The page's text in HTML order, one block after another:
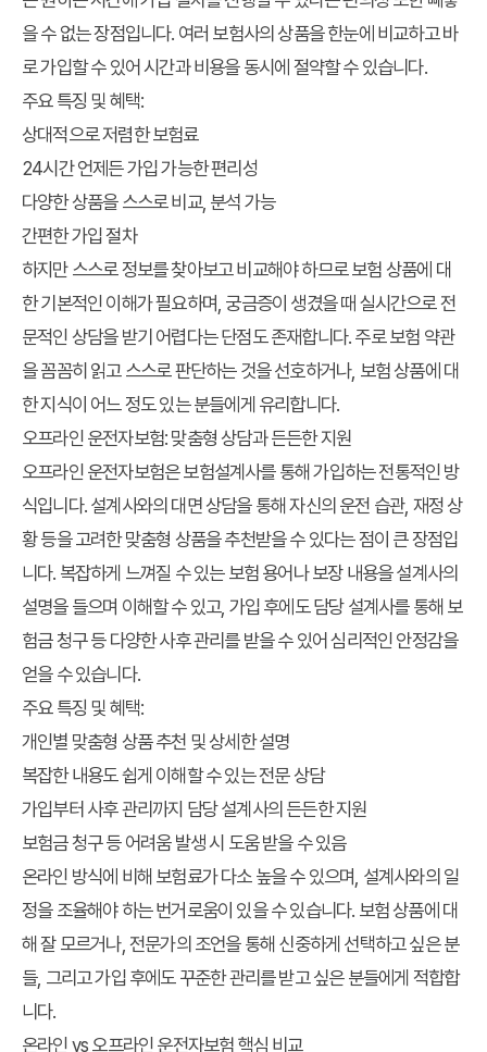
을 수 없는 장점입니다. 여러 보험사의 상품을 한눈에 비교하고 바
로 가입할 수 있어 시간과 비용을 동시에 절약할 수 있습니다.
주요 특징 및 혜택:
상대적으로 저렴한 보험료
24시간 언제든 가입 가능한 편리성
다양한 상품을 스스로 비교, 분석 가능
간편한 가입 절차
하지만 스스로 정보를 찾아보고 비교해야 하므로 보험 상품에 대
한 기본적인 이해가 필요하며, 궁금증이 생겼을 때 실시간으로 전
문적인 상담을 받기 어렵다는 단점도 존재합니다. 주로 보험 약관
을 꼼꼼히 읽고 스스로 판단하는 것을 선호하거나, 보험 상품에 대
한 지식이 어느 정도 있는 분들에게 유리합니다.
오프라인 운전자보험: 맞춤형 상담과 든든한 지원
오프라인 운전자보험은 보험설계사를 통해 가입하는 전통적인 방
식입니다. 설계사와의 대면 상담을 통해 자신의 운전 습관, 재정 상
황 등을 고려한 맞춤형 상품을 추천받을 수 있다는 점이 큰 장점입
니다. 복잡하게 느껴질 수 있는 보험 용어나 보장 내용을 설계사의
설명을 들으며 이해할 수 있고, 가입 후에도 담당 설계사를 통해 보
험금 청구 등 다양한 사후 관리를 받을 수 있어 심리적인 안정감을
얻을 수 있습니다.
주요 특징 및 혜택:
개인별 맞춤형 상품 추천 및 상세한 설명
복잡한 내용도 쉽게 이해할 수 있는 전문 상담
가입부터 사후 관리까지 담당 설계사의 든든한 지원
보험금 청구 등 어려움 발생 시 도움 받을 수 있음
온라인 방식에 비해 보험료가 다소 높을 수 있으며, 설계사와의 일
정을 조율해야 하는 번거로움이 있을 수 있습니다. 보험 상품에 대
해 잘 모르거나, 전문가의 조언을 통해 신중하게 선택하고 싶은 분
들, 그리고 가입 후에도 꾸준한 관리를 받고 싶은 분들에게 적합합
니다.
온라인 vs 오프라인 운전자보험 핵심 비교